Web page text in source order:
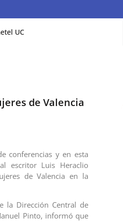
UC
de Valencia
conferencias y en esta
escritor Luis Heraclio
de Valencia en la
la Dirección Central de
Pinto, informó que